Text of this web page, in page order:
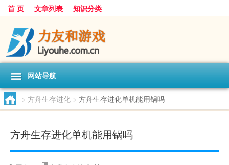
首 页 文章列表 知识分类
网站导航
> 方舟生存进化 > 方舟生存进化单机能用锅吗
方舟生存进化单机能用锅吗